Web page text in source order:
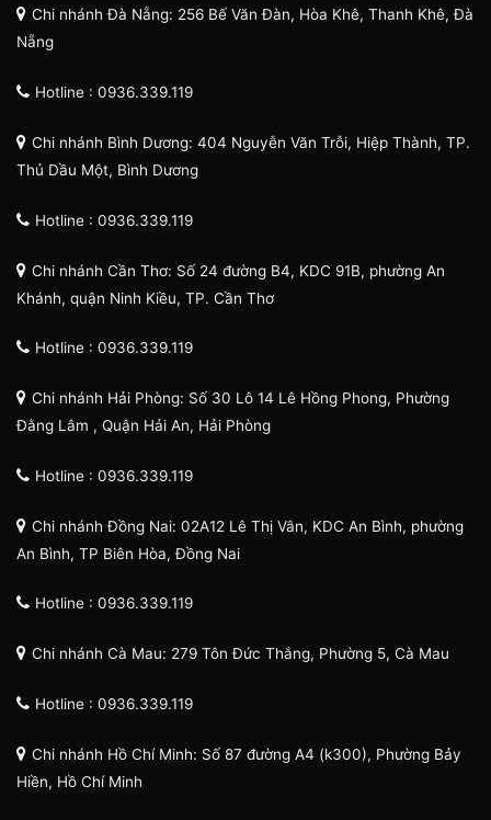
Chi nhánh Đà Nẵng: 256 Bế Văn Đàn, Hòa Khê, Thanh Khê, Đà
Nẵng
Hotline : 0936.339.119
Chi nhánh Bình Dương: 404 Nguyễn Văn Trỗi, Hiệp Thành, TP.
Thủ Dầu Một, Bình Dương
Hotline : 0936.339.119
Chi nhánh Cần Thơ: Số 24 đường B4, KDC 91B, phường An
Khánh, quận Ninh Kiều, TP. Cần Thơ
Hotline : 0936.339.119
Chi nhánh Hải Phòng: Số 30 Lô 14 Lê Hồng Phong, Phường
Đằng Lâm , Quận Hải An, Hải Phòng
Hotline : 0936.339.119
Chi nhánh Đồng Nai: 02A12 Lê Thị Vân, KDC An Bình, phường
An Bình, TP Biên Hòa, Đồng Nai
Hotline : 0936.339.119
Chi nhánh Cà Mau: 279 Tôn Đức Thắng, Phường 5, Cà Mau
Hotline : 0936.339.119
Chi nhánh Hồ Chí Minh: Số 87 đường A4 (k300), Phường Bảy
Hiền, Hồ Chí Minh